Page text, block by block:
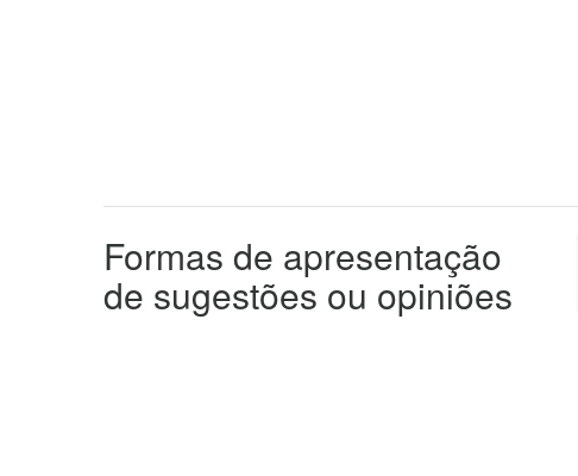
Formas de apresentação
de sugestões ou opiniões